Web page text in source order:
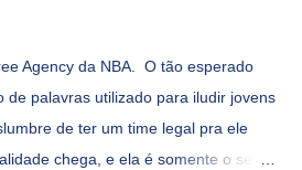
Agency da NBA. O tão esperado
de palavras utilizado para iludir jovens
de ter um time legal pra ele
chega, e ela é somente o seu